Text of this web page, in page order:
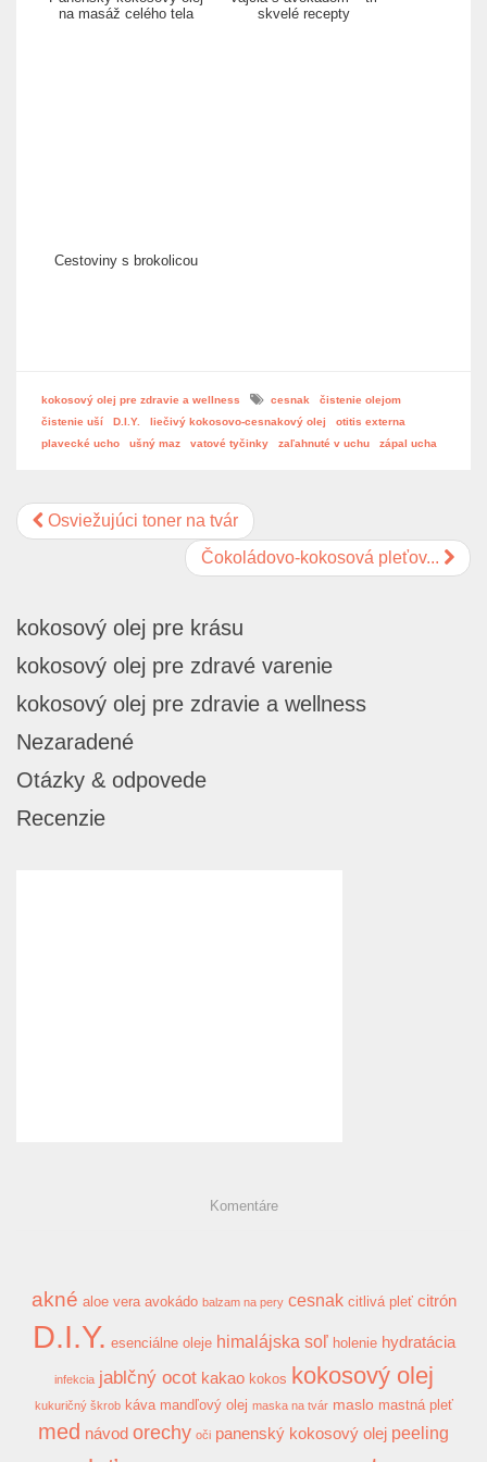
na masáž celého tela
skvelé recepty
Cestoviny s brokolicou
kokosový olej pre zdravie a wellness cesnak
čistenie olejom
čistenie uší
D.I.Y. liečivý kokosovo-cesnakový olej
otitis externa
plavecké ucho
ušný maz vatové tyčinky zaľahnuté v uchu zápal ucha
Osviežujúci toner na tvár
Čokoládovo-kokosová pleťov...
kokosový olej pre krásu
kokosový olej pre zdravé varenie
kokosový olej pre zdravie a wellness
Nezaradené
Otázky & odpovede
Recenzie
Komentáre
akné aloe vera avokádo balzam na pery cesnak citlivá pleť citrón
D.I.Y. esenciálne oleje himalájska soľ holenie hydratácia
infekcia jablčný ocot kakao kokos kokosový olej
kukuričný škrob káva mandľový olej maska na tvár maslo mastná pleť
med návod orechy oči panenský kokosový olej peeling